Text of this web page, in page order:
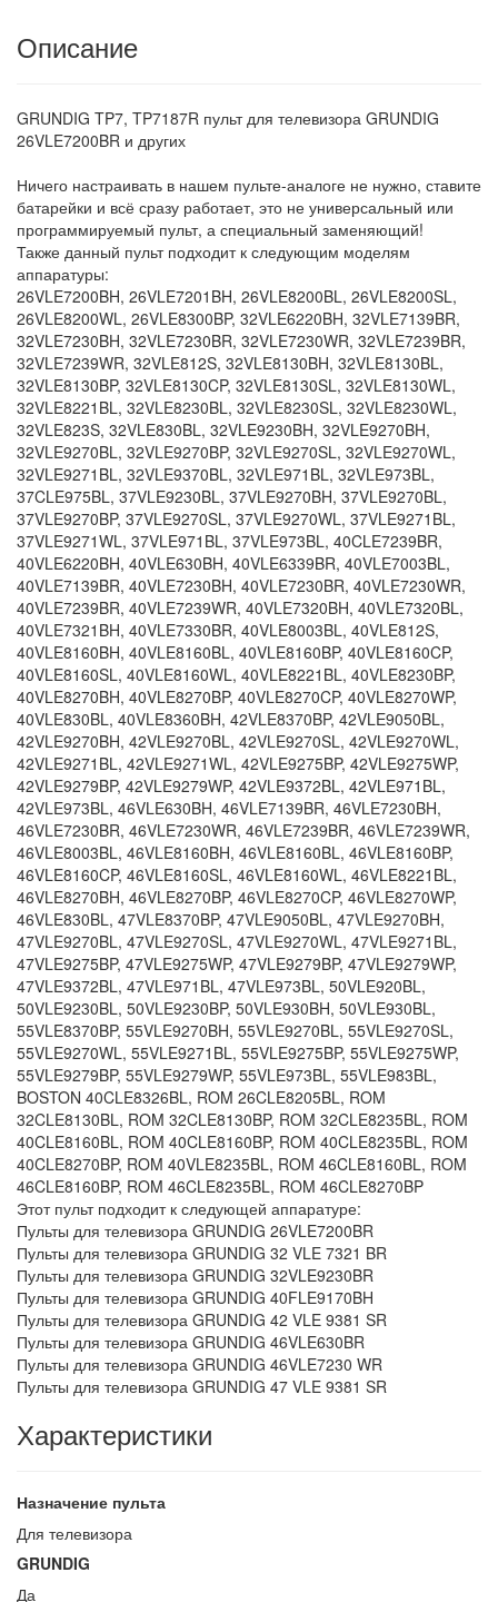
Описание
GRUNDIG TP7, TP7187R пульт для телевизора GRUNDIG
26VLE7200BR и других
Ничего настраивать в нашем пульте-аналоге не нужно, ставите
батарейки и всё сразу работает, это не универсальный или
программируемый пульт, а специальный заменяющий!
Также данный пульт подходит к следующим моделям
аппаратуры:
26VLE7200BH, 26VLE7201BH, 26VLE8200BL, 26VLE8200SL,
26VLE8200WL, 26VLE8300BP, 32VLE6220BH, 32VLE7139BR,
32VLE7230BH, 32VLE7230BR, 32VLE7230WR, 32VLE7239BR,
32VLE7239WR, 32VLE812S, 32VLE8130BH, 32VLE8130BL,
32VLE8130BP, 32VLE8130CP, 32VLE8130SL, 32VLE8130WL,
32VLE8221BL, 32VLE8230BL, 32VLE8230SL, 32VLE8230WL,
32VLE823S, 32VLE830BL, 32VLE9230BH, 32VLE9270BH,
32VLE9270BL, 32VLE9270BP, 32VLE9270SL, 32VLE9270WL,
32VLE9271BL, 32VLE9370BL, 32VLE971BL, 32VLE973BL,
37CLE975BL, 37VLE9230BL, 37VLE9270BH, 37VLE9270BL,
37VLE9270BP, 37VLE9270SL, 37VLE9270WL, 37VLE9271BL,
37VLE9271WL, 37VLE971BL, 37VLE973BL, 40CLE7239BR,
40VLE6220BH, 40VLE630BH, 40VLE6339BR, 40VLE7003BL,
40VLE7139BR, 40VLE7230BH, 40VLE7230BR, 40VLE7230WR,
40VLE7239BR, 40VLE7239WR, 40VLE7320BH, 40VLE7320BL,
40VLE7321BH, 40VLE7330BR, 40VLE8003BL, 40VLE812S,
40VLE8160BH, 40VLE8160BL, 40VLE8160BP, 40VLE8160CP,
40VLE8160SL, 40VLE8160WL, 40VLE8221BL, 40VLE8230BP,
40VLE8270BH, 40VLE8270BP, 40VLE8270CP, 40VLE8270WP,
40VLE830BL, 40VLE8360BH, 42VLE8370BP, 42VLE9050BL,
42VLE9270BH, 42VLE9270BL, 42VLE9270SL, 42VLE9270WL,
42VLE9271BL, 42VLE9271WL, 42VLE9275BP, 42VLE9275WP,
42VLE9279BP, 42VLE9279WP, 42VLE9372BL, 42VLE971BL,
42VLE973BL, 46VLE630BH, 46VLE7139BR, 46VLE7230BH,
46VLE7230BR, 46VLE7230WR, 46VLE7239BR, 46VLE7239WR,
46VLE8003BL, 46VLE8160BH, 46VLE8160BL, 46VLE8160BP,
46VLE8160CP, 46VLE8160SL, 46VLE8160WL, 46VLE8221BL,
46VLE8270BH, 46VLE8270BP, 46VLE8270CP, 46VLE8270WP,
46VLE830BL, 47VLE8370BP, 47VLE9050BL, 47VLE9270BH,
47VLE9270BL, 47VLE9270SL, 47VLE9270WL, 47VLE9271BL,
47VLE9275BP, 47VLE9275WP, 47VLE9279BP, 47VLE9279WP,
47VLE9372BL, 47VLE971BL, 47VLE973BL, 50VLE920BL,
50VLE9230BL, 50VLE9230BP, 50VLE930BH, 50VLE930BL,
55VLE8370BP, 55VLE9270BH, 55VLE9270BL, 55VLE9270SL,
55VLE9270WL, 55VLE9271BL, 55VLE9275BP, 55VLE9275WP,
55VLE9279BP, 55VLE9279WP, 55VLE973BL, 55VLE983BL,
BOSTON 40CLE8326BL, ROM 26CLE8205BL, ROM
32CLE8130BL, ROM 32CLE8130BP, ROM 32CLE8235BL, ROM
40CLE8160BL, ROM 40CLE8160BP, ROM 40CLE8235BL, ROM
40CLE8270BP, ROM 40VLE8235BL, ROM 46CLE8160BL, ROM
46CLE8160BP, ROM 46CLE8235BL, ROM 46CLE8270BP
Этот пульт подходит к следующей аппаратуре:
Пульты для телевизора GRUNDIG 26VLE7200BR
Пульты для телевизора GRUNDIG 32 VLE 7321 BR
Пульты для телевизора GRUNDIG 32VLE9230BR
Пульты для телевизора GRUNDIG 40FLE9170BH
Пульты для телевизора GRUNDIG 42 VLE 9381 SR
Пульты для телевизора GRUNDIG 46VLE630BR
Пульты для телевизора GRUNDIG 46VLE7230 WR
Пульты для телевизора GRUNDIG 47 VLE 9381 SR
Характеристики
Назначение пульта
Для телевизора
GRUNDIG
Да